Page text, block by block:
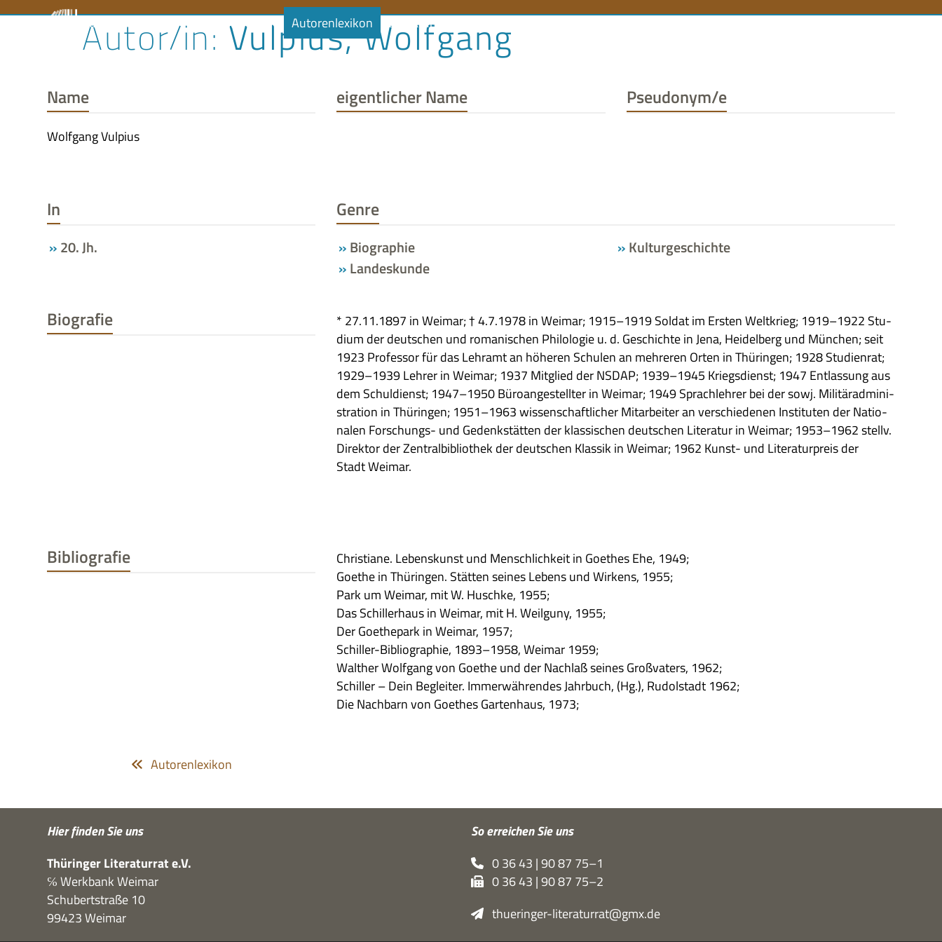
Literaturrat Audiobibliothek Autorenlexikon Literaturlandschaft
Vulpius, Wolfgang
Name
Wolfgang Vulpius
eigentlicher Name Pseudonym/e
In
20. Jh.
Genre
Biographie
Kulturgeschichte
Landeskunde
Biografie
* 27.11.1897 in Wei­mar; † 4.7.1978 in Wei­mar; 1915–1919 Sol­dat im Ersten Welt­krieg; 1919–1922 Stu­
dium der deut­schen und roma­ni­schen Phi­lo­lo­gie u. d. Geschichte in Jena, Hei­del­berg und Mün­chen; seit
1923 Pro­fes­sor für das Lehr­amt an höhe­ren Schu­len an meh­re­ren Orten in Thü­rin­gen; 1928 Stu­di­en­rat;
1929–1939 Leh­rer in Wei­mar; 1937 Mit­glied der NSDAP; 1939–1945 Kriegs­dienst; 1947 Ent­las­sung aus
dem Schul­dienst; 1947–1950 Büro­an­ge­stell­ter in Wei­mar; 1949 Sprach­leh­rer bei der sowj. Mili­tär­ad­mi­ni­
stra­tion in Thü­rin­gen; 1951–1963 wis­sen­schaft­li­cher Mit­ar­bei­ter an ver­schie­de­nen Insti­tu­ten der Natio­
na­len For­schungs- und Gedenk­stät­ten der klas­si­schen deut­schen Lite­ra­tur in Wei­mar; 1953–1962 stellv.
Direk­tor der Zen­tral­bi­blio­thek der deut­schen Klas­sik in Wei­mar; 1962 Kunst- und Lite­ra­tur­preis der
Stadt Weimar.
Bibliografie
Chri­stiane. Lebens­kunst und Mensch­lich­keit in Goe­thes Ehe, 1949;
Goe­the in Thü­rin­gen. Stät­ten sei­nes Lebens und Wir­kens, 1955;
Park um Wei­mar, mit W. Huschke, 1955;
Das Schil­ler­haus in Wei­mar, mit H. Weil­guny, 1955;
Der Goe­the­park in Wei­mar, 1957;
Schil­ler-Biblio­gra­phie, 1893–1958, Wei­mar 1959;
Walt­her Wolf­gang von Goe­the und der Nach­laß sei­nes Groß­va­ters, 1962;
Schil­ler – Dein Beglei­ter. Immer­wäh­ren­des Jahr­buch, (Hg.), Rudol­stadt 1962;
Die Nach­barn von Goe­thes Gar­ten­haus, 1973;
Autorenlexikon
Hier fin­den Sie uns
Thü­rin­ger Lite­ra­tur­rat e.V.
℅ Werk­bank Weimar
Schu­bert­straße 10
99423 Weimar
So errei­chen Sie uns
0 36 43 | 90 87 75–1
0 36 43 | 90 87 75–2
thueringer-literaturrat@gmx.de